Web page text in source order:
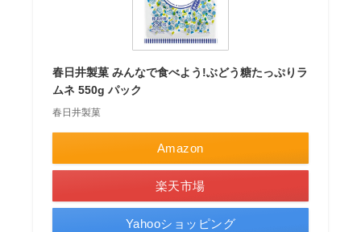
春日井製菓 みんなで食べよう!ぶどう糖たっぷりラ
ムネ 550g パック
春日井製菓
Amazon
楽天市場
Yahooショッピング